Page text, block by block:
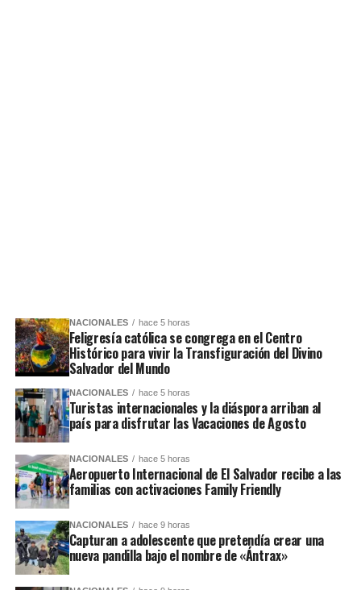
NACIONALES hace 5 horas
Feligresía católica se congrega en el Centro
Histórico para vivir la Transfiguración del Divino
Salvador del Mundo
NACIONALES hace 5 horas
Turistas internacionales y la diáspora arriban al
país para disfrutar las Vacaciones de Agosto
NACIONALES hace 5 horas
Aeropuerto Internacional de El Salvador recibe a las
familias con activaciones Family Friendly
NACIONALES hace 9 horas
Capturan a adolescente que pretendía crear una
nueva pandilla bajo el nombre de «Ántrax»